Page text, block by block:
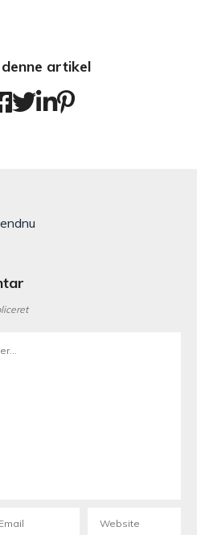
denne artikel